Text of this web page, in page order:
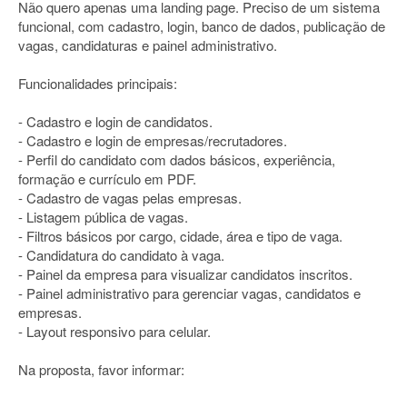
Não quero apenas uma landing page. Preciso de um sistema
funcional, com cadastro, login, banco de dados, publicação de
vagas, candidaturas e painel administrativo.
Funcionalidades principais:
- Cadastro e login de candidatos.
- Cadastro e login de empresas/recrutadores.
- Perfil do candidato com dados básicos, experiência,
formação e currículo em PDF.
- Cadastro de vagas pelas empresas.
- Listagem pública de vagas.
- Filtros básicos por cargo, cidade, área e tipo de vaga.
- Candidatura do candidato à vaga.
- Painel da empresa para visualizar candidatos inscritos.
- Painel administrativo para gerenciar vagas, candidatos e
empresas.
- Layout responsivo para celular.
Na proposta, favor informar: